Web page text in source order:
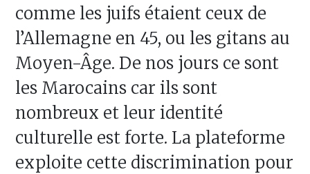
comme les juifs étaient ceux de
l’Allemagne en 45, ou les gitans au
Moyen-Âge. De nos jours ce sont
les Marocains car ils sont
nombreux et leur identité
culturelle est forte. La plateforme
exploite cette discrimination pour